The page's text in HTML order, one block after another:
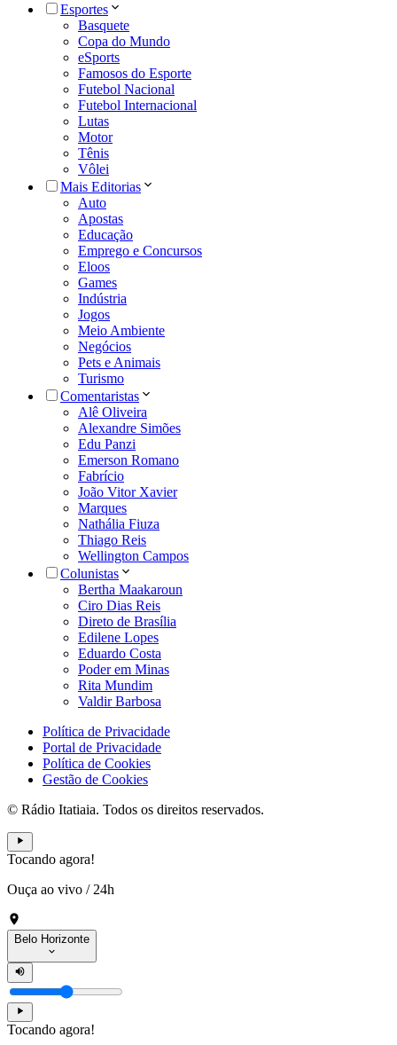
Esportes
Basquete
Copa do Mundo
eSports
Famosos do Esporte
Futebol Nacional
Futebol Internacional
Lutas
Motor
Tênis
Vôlei
Mais Editorias
Auto
Apostas
Educação
Emprego e Concursos
Eloos
Games
Indústria
Jogos
Meio Ambiente
Negócios
Pets e Animais
Turismo
Comentaristas
Alê Oliveira
Alexandre Simões
Edu Panzi
Emerson Romano
Fabrício
João Vitor Xavier
Marques
Nathália Fiuza
Thiago Reis
Wellington Campos
Colunistas
Bertha Maakaroun
Ciro Dias Reis
Direto de Brasília
Edilene Lopes
Eduardo Costa
Poder em Minas
Rita Mundim
Valdir Barbosa
Política de Privacidade
Portal de Privacidade
Política de Cookies
Gestão de Cookies
© Rádio Itatiaia. Todos os direitos reservados.
Tocando agora!
Ouça ao vivo / 24h
Belo Horizonte
Tocando agora!